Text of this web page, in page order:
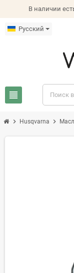
В наличии
Русский
view_headline
chevron_right Husqvarna chevron_right